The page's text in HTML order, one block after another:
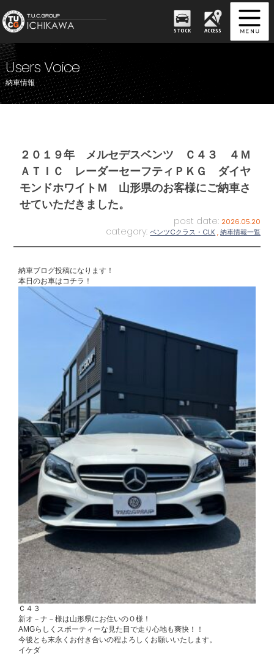
STOCK ACCESS
Users Voice
納車情報
２０１９年 メルセデスベンツ Ｃ４３ ４Ｍ
ＡＴＩＣ レーダーセーフティＰＫＧ ダイヤ
モンドホワイトＭ 山形県のお客様にご納車さ
せていただきました。
post date: 2026.05.20
category:ベンツCクラス・CLK,納車情報一覧
納車ブログ投稿になります！
本日のお車はコチラ！
Ｃ４３
新オ－ナ－様は山形県にお住いのＯ様！
AMGらしくスポーティーな見た目で走り心地も爽快！！
今後とも末永くお付き合いの程よろしくお願いいたします。
イケダ